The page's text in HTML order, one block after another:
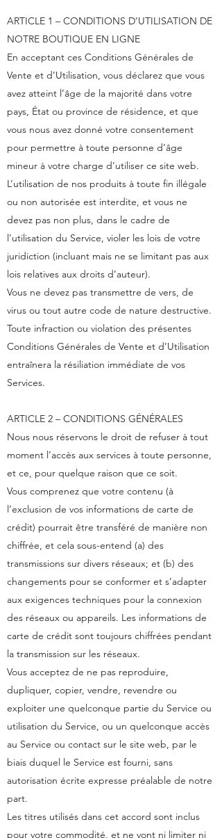
ARTICLE 1 – CONDITIONS D’UTILISATION DE
NOTRE BOUTIQUE EN LIGNE
En acceptant ces Conditions Générales de
Vente et d’Utilisation, vous déclarez que vous
avez atteint l’âge de la majorité dans votre
pays, État ou province de résidence, et que
vous nous avez donné votre consentement
pour permettre à toute personne d’âge
mineur à votre charge d’utiliser ce site web.
L’utilisation de nos produits à toute fin illégale
ou non autorisée est interdite, et vous ne
devez pas non plus, dans le cadre de
l’utilisation du Service, violer les lois de votre
juridiction (incluant mais ne se limitant pas aux
lois relatives aux droits d’auteur).
Vous ne devez pas transmettre de vers, de
virus ou tout autre code de nature destructive.
Toute infraction ou violation des présentes
Conditions Générales de Vente et d’Utilisation
entraînera la résiliation immédiate de vos
Services.
ARTICLE 2 – CONDITIONS GÉNÉRALES
Nous nous réservons le droit de refuser à tout
moment l’accès aux services à toute personne,
et ce, pour quelque raison que ce soit.
Vous comprenez que votre contenu (à
l’exclusion de vos informations de carte de
crédit) pourrait être transféré de manière non
chiffrée, et cela sous-entend (a) des
transmissions sur divers réseaux; et (b) des
changements pour se conformer et s’adapter
aux exigences techniques pour la connexion
des réseaux ou appareils. Les informations de
carte de crédit sont toujours chiffrées pendant
la transmission sur les réseaux.
Vous acceptez de ne pas reproduire,
dupliquer, copier, vendre, revendre ou
exploiter une quelconque partie du Service ou
utilisation du Service, ou un quelconque accès
au Service ou contact sur le site web, par le
biais duquel le Service est fourni, sans
autorisation écrite expresse préalable de notre
part.
Les titres utilisés dans cet accord sont inclus
pour votre commodité, et ne vont ni limiter ni